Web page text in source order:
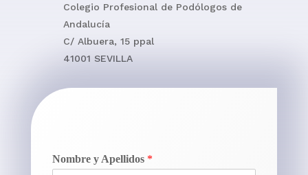
Colegio Profesional de Podólogos de
Andalucía
C/ Albuera, 15 ppal
41001 SEVILLA
Nombre y Apellidos *